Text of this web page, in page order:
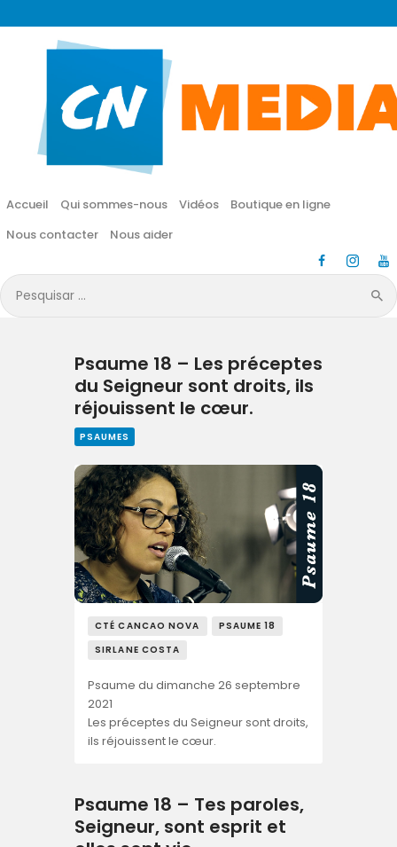
Accueil Qui sommes-nous Vidéos
Boutique en ligne
Nous contacter
Nous aider
Pesquisar
por:
CN MÉDIA
Une vie nouvelle en JESUS !
Accueil
Vidéos
Boutique en ligne
Nous aider
Psaume 18 – Les préceptes
du Seigneur sont droits, ils
réjouissent le cœur.
PSAUMES
CTÉ CANCAO NOVA
PSAUME 18
SIRLANE COSTA
Psaume du dimanche 26 septembre
2021
Les préceptes du Seigneur sont droits,
ils réjouissent le cœur.
Psaume 18 – Tes paroles,
Seigneur, sont esprit et